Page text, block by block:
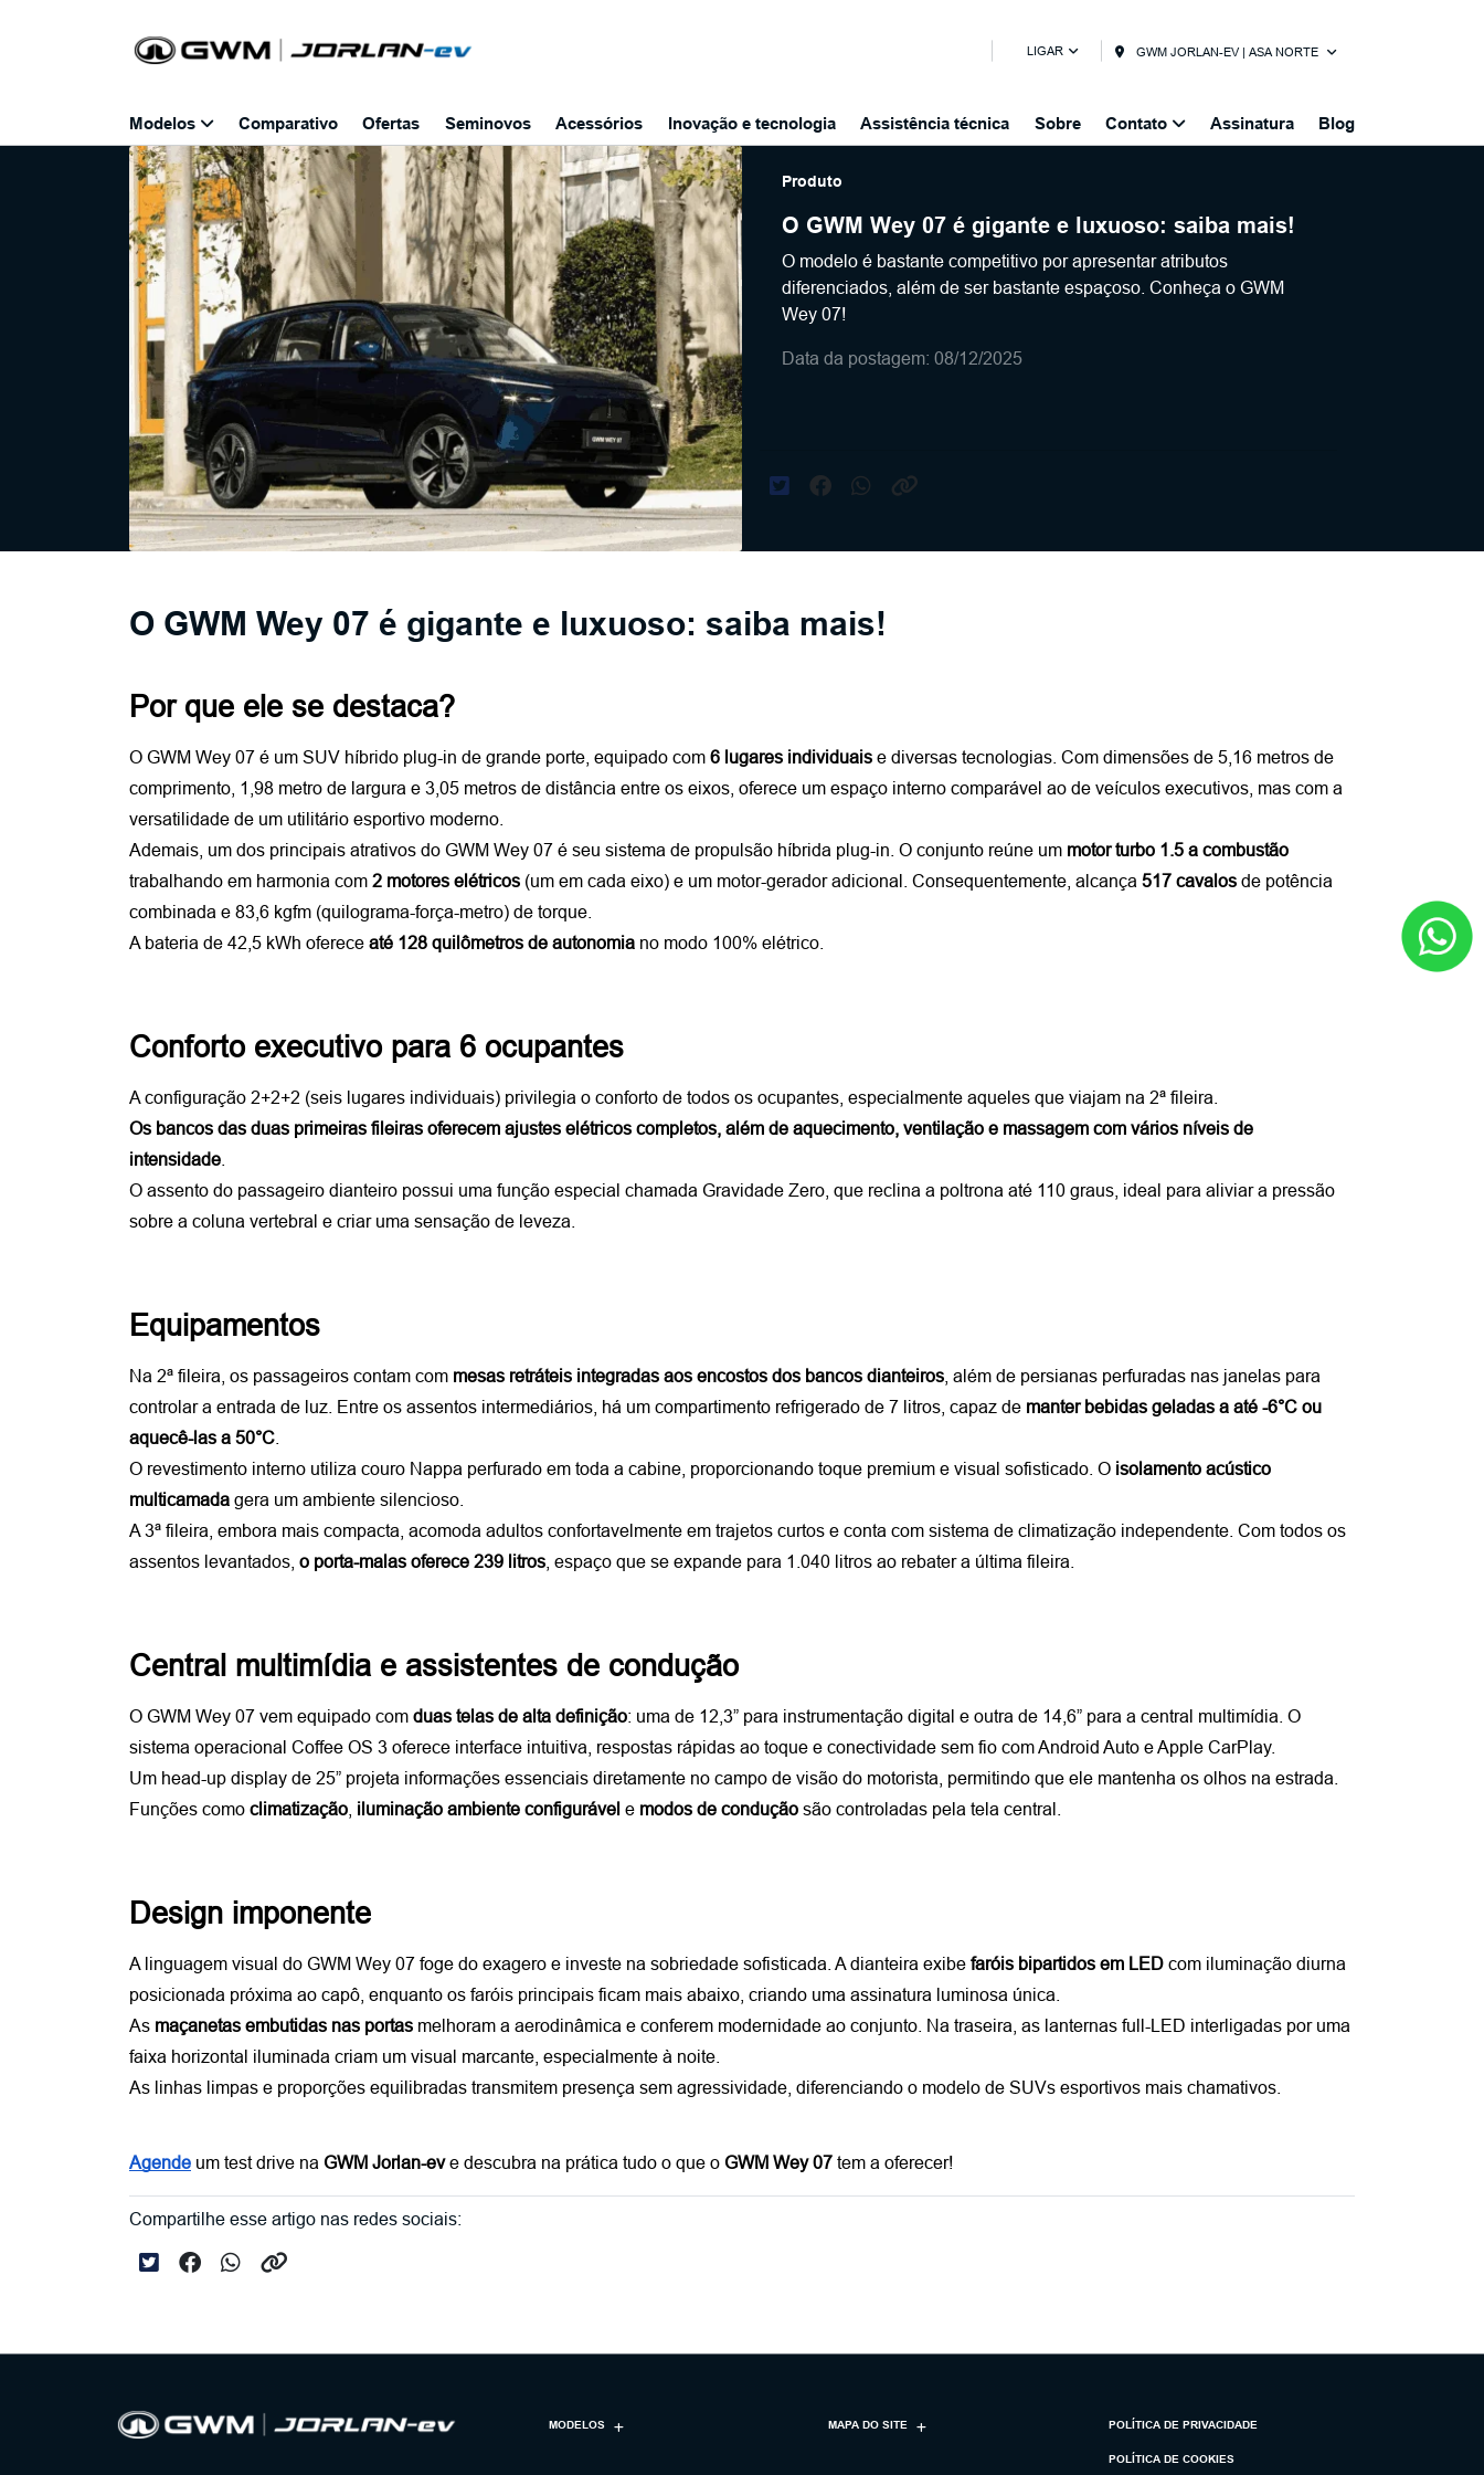
LIGAR GWM JORLAN-EV | ASA NORTE
Modelos Comparativo Ofertas Seminovos Acessórios Inovação e tecnologia Assistência técnica Sobre Contato Assinatura Blog
Produto
O GWM Wey 07 é gigante e luxuoso: saiba mais!
O modelo é bastante competitivo por apresentar atributos
diferenciados, além de ser bastante espaçoso. Conheça o GWM
Wey 07!
Data da postagem: 08/12/2025
O GWM Wey 07 é gigante e luxuoso: saiba mais!
Por que ele se destaca?
O GWM Wey 07 é um SUV híbrido plug-in de grande porte, equipado com 6 lugares individuais e diversas tecnologias. Com dimensões de 5,16 metros de
comprimento, 1,98 metro de largura e 3,05 metros de distância entre os eixos, oferece um espaço interno comparável ao de veículos executivos, mas com a
versatilidade de um utilitário esportivo moderno.
Ademais, um dos principais atrativos do GWM Wey 07 é seu sistema de propulsão híbrida plug-in. O conjunto reúne um motor turbo 1.5 a combustão
trabalhando em harmonia com 2 motores elétricos (um em cada eixo) e um motor-gerador adicional. Consequentemente, alcança 517 cavalos de potência
combinada e 83,6 kgfm (quilograma-força-metro) de torque.
A bateria de 42,5 kWh oferece até 128 quilômetros de autonomia no modo 100% elétrico.
Conforto executivo para 6 ocupantes
A configuração 2+2+2 (seis lugares individuais) privilegia o conforto de todos os ocupantes, especialmente aqueles que viajam na 2ª fileira.
Os bancos das duas primeiras fileiras oferecem ajustes elétricos completos, além de aquecimento, ventilação e massagem com vários níveis de
intensidade
O assento do passageiro dianteiro possui uma função especial chamada Gravidade Zero, que reclina a poltrona até 110 graus, ideal para aliviar a pressão
sobre a coluna vertebral e criar uma sensação de leveza.
Equipamentos
Na 2ª fileira, os passageiros contam com mesas retráteis integradas aos encostos dos bancos dianteiros , além de persianas perfuradas nas janelas para
controlar a entrada de luz. Entre os assentos intermediários, há um compartimento refrigerado de 7 litros, capaz de manter bebidas geladas a até -6°C ou
aquecê-las a 50°C
O revestimento interno utiliza couro Nappa perfurado em toda a cabine, proporcionando toque premium e visual sofisticado. O isolamento acústico
multicamada gera um ambiente silencioso.
A 3ª fileira, embora mais compacta, acomoda adultos confortavelmente em trajetos curtos e conta com sistema de climatização independente. Com todos os
assentos levantados, o porta-malas oferece 239 litros , espaço que se expande para 1.040 litros ao rebater a última fileira.
Central multimídia e assistentes de condução
O GWM Wey 07 vem equipado com duas telas de alta definição: uma de 12,3” para instrumentação digital e outra de 14,6” para a central multimídia. O
sistema operacional Coffee OS 3 oferece interface intuitiva, respostas rápidas ao toque e conectividade sem fio com Android Auto e Apple CarPlay.
Um head-up display de 25” projeta informações essenciais diretamente no campo de visão do motorista, permitindo que ele mantenha os olhos na estrada.
Funções como climatização iluminação ambiente configurável e modos de condução são controladas pela tela central.
Design imponente
A linguagem visual do GWM Wey 07 foge do exagero e investe na sobriedade sofisticada. A dianteira exibe faróis bipartidos em LED com iluminação diurna
posicionada próxima ao capô, enquanto os faróis principais ficam mais abaixo, criando uma assinatura luminosa única.
As maçanetas embutidas nas portas melhoram a aerodinâmica e conferem modernidade ao conjunto. Na traseira, as lanternas full-LED interligadas por uma
faixa horizontal iluminada criam um visual marcante, especialmente à noite.
As linhas limpas e proporções equilibradas transmitem presença sem agressividade, diferenciando o modelo de SUVs esportivos mais chamativos.
Agende um test drive na GWM Jorlan-ev e descubra na prática tudo o que o GWM Wey 07 tem a oferecer!
Compartilhe esse artigo nas redes sociais:
MODELOS MAPA DO SITE POLÍTICA DE PRIVACIDADE
POLÍTICA DE COOKIES